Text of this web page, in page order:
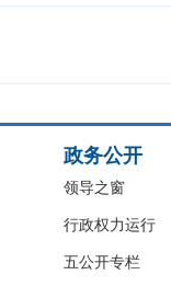
政务公开
领导之窗
行政权力运行
五公开专栏